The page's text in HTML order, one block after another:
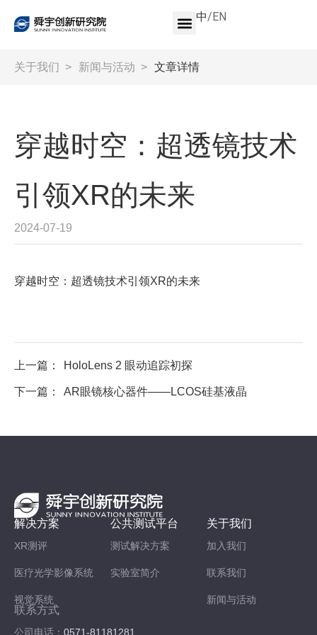
中/EN
关于我们 > 新闻与活动 > 文章详情
穿越时空：超透镜技术
引领XR的未来
2024-07-19
穿越时空：超透镜技术引领XR的未来
上一篇： HoloLens 2 眼动追踪初探
下一篇： AR眼镜核心器件——LCOS硅基液晶
解决方案
XR测评
医疗光学影像系统
视觉系统
公共测试平台
测试解决方案
实验室简介
关于我们
加入我们
联系我们
新闻与活动
联系方式
公司电话： 0571-81181281